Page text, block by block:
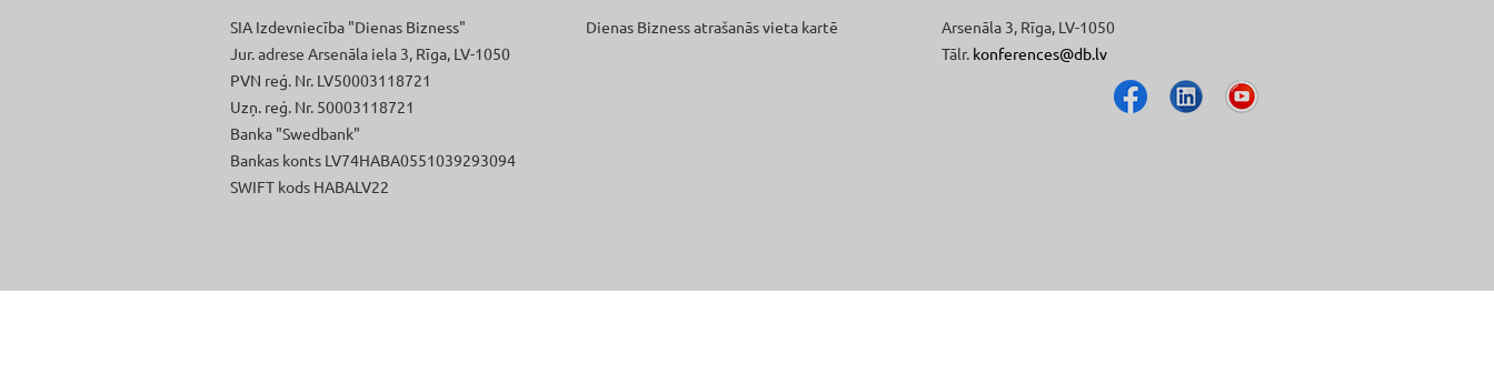
SIA Izdevniecība "Dienas Bizness"
Jur. adrese Arsenāla iela 3, Rīga, LV-1050
PVN reģ. Nr. LV50003118721
Uzņ. reģ. Nr. 50003118721
Banka "Swedbank"
Bankas konts LV74HABA0551039293094
SWIFT kods HABALV22
Dienas Bizness atrašanās vieta kartē
Arsenāla 3, Rīga, LV-1050
Tālr. konferences@db.lv